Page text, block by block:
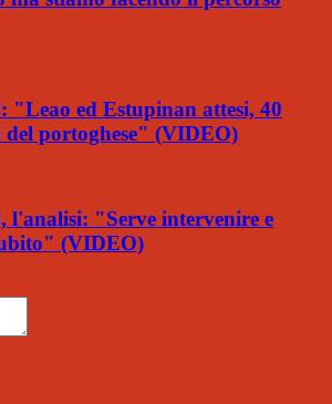
"Leao ed Estupinan attesi, 40
portoghese" (VIDEO)
l'analisi: "Serve intervenire e
(VIDEO)